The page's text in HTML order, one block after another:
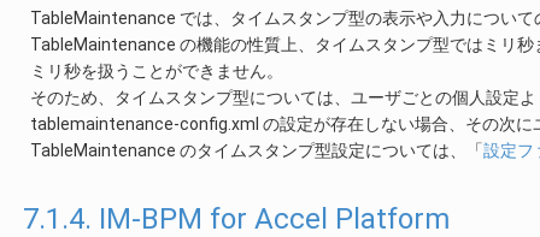
TableMaintenance では、タイムスタンプ型の表示や入力につい
TableMaintenance の機能の性質上、タイムスタンプ型ではミリ
ミリ秒を扱うことができません。
そのため、タイムスタンプ型については、ユーザごとの個人設
tablemaintenance-config.xml の設定が存在しない場合、その次に
TableMaintenance のタイムスタンプ型設定については、「設定フ
7.1.4. IM-BPM for Accel Platform